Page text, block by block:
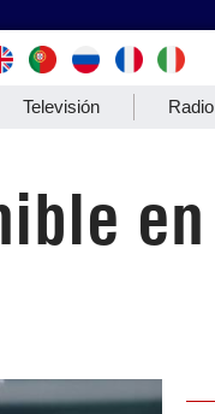
Televisión Radio